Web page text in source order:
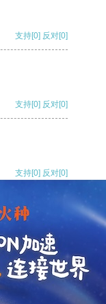
支持[0] 反对[0]
支持[0] 反对[0]
支持[0] 反对[0]
支持[0] 反对